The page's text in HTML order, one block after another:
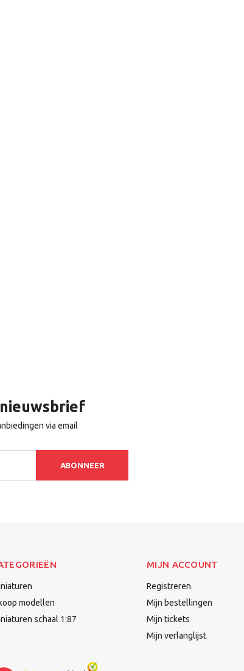
via email
ABONNEER
modellen
schaal 1:87
MIJN ACCOUNT
Registreren
Mijn bestellingen
Mijn tickets
Mijn verlanglijst